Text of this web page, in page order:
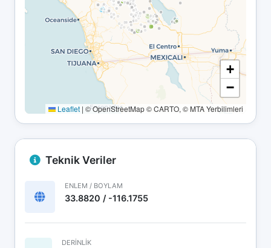
+
−
Leaflet | © OpenStreetMap © CARTO, © MTA Yerbilimleri
Teknik Veriler
ENLEM / BOYLAM
33.8820 / -116.1755
DERINLIK